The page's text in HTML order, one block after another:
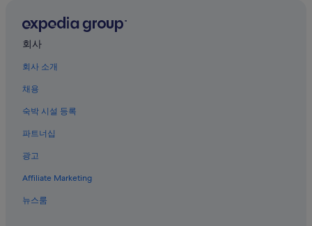
충북의 목장
충북의 주차 가능 호텔
럭키볼링장 근처 호텔
청주고인쇄박물관 근처 호텔
오창호수공원 근처 호텔
충북의 허니문 리조트 및 호텔
내수의 4성급 호텔
내수의 수영장이 있는 호텔
충북의 스파가 있는 리조트 및 호텔
회사
회사 소개
채용
숙박 시설 등록
파트너십
광고
Affiliate Marketing
뉴스룸